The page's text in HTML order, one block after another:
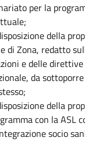
per la
della
di Zona, redatto
e delle
da sottoporre
della
con la ASL
socio